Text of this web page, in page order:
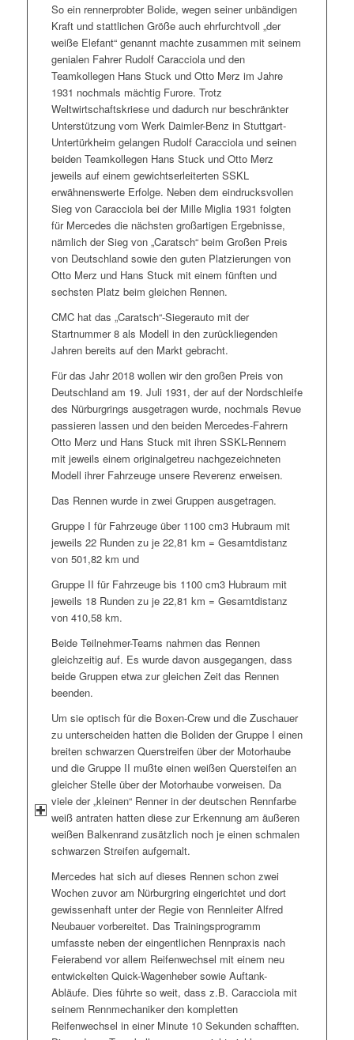
So ein rennerprobter Bolide, wegen seiner unbändigen
Kraft und stattlichen Größe auch ehrfurchtvoll „der
weiße Elefant“ genannt machte zusammen mit seinem
genialen Fahrer Rudolf Caracciola und den
Teamkollegen Hans Stuck und Otto Merz im Jahre
1931 nochmals mächtig Furore. Trotz
Weltwirtschaftskriese und dadurch nur beschränkter
Unterstützung vom Werk Daimler-Benz in Stuttgart-
Untertürkheim gelangen Rudolf Caracciola und seinen
beiden Teamkollegen Hans Stuck und Otto Merz
jeweils auf einem gewichtserleiterten SSKL
erwähnenswerte Erfolge. Neben dem eindrucksvollen
Sieg von Caracciola bei der Mille Miglia 1931 folgten
für Mercedes die nächsten großartigen Ergebnisse,
nämlich der Sieg von „Caratsch“ beim Großen Preis
von Deutschland sowie den guten Platzierungen von
Otto Merz und Hans Stuck mit einem fünften und
sechsten Platz beim gleichen Rennen.
CMC hat das „Caratsch“-Siegerauto mit der
Startnummer 8 als Modell in den zurückliegenden
Jahren bereits auf den Markt gebracht.
Für das Jahr 2018 wollen wir den großen Preis von
Deutschland am 19. Juli 1931, der auf der Nordschleife
des Nürburgrings ausgetragen wurde, nochmals Revue
passieren lassen und den beiden Mercedes-Fahrern
Otto Merz und Hans Stuck mit ihren SSKL-Rennern
mit jeweils einem originalgetreu nachgezeichneten
Modell ihrer Fahrzeuge unsere Reverenz erweisen.
Das Rennen wurde in zwei Gruppen ausgetragen.
Gruppe I für Fahrzeuge über 1100 cm3 Hubraum mit
jeweils 22 Runden zu je 22,81 km = Gesamtdistanz
von 501,82 km und
Gruppe II für Fahrzeuge bis 1100 cm3 Hubraum mit
jeweils 18 Runden zu je 22,81 km = Gesamtdistanz
von 410,58 km.
Beide Teilnehmer-Teams nahmen das Rennen
gleichzeitig auf. Es wurde davon ausgegangen, dass
beide Gruppen etwa zur gleichen Zeit das Rennen
beenden.
Um sie optisch für die Boxen-Crew und die Zuschauer
zu unterscheiden hatten die Boliden der Gruppe I einen
breiten schwarzen Querstreifen über der Motorhaube
und die Gruppe II mußte einen weißen Quersteifen an
gleicher Stelle über der Motorhaube vorweisen. Da
viele der „kleinen“ Renner in der deutschen Rennfarbe
weiß antraten hatten diese zur Erkennung am äußeren
weißen Balkenrand zusätzlich noch je einen schmalen
schwarzen Streifen aufgemalt.
Mercedes hat sich auf dieses Rennen schon zwei
Wochen zuvor am Nürburgring eingerichtet und dort
gewissenhaft unter der Regie von Rennleiter Alfred
Neubauer vorbereitet. Das Trainingsprogramm
umfasste neben der eingentlichen Rennpraxis nach
Feierabend vor allem Reifenwechsel mit einem neu
entwickelten Quick-Wagenheber sowie Auftank-
Abläufe. Dies führte so weit, dass z.B. Caracciola mit
seinem Rennmechaniker den kompletten
Reifenwechsel in einer Minute 10 Sekunden schafften.